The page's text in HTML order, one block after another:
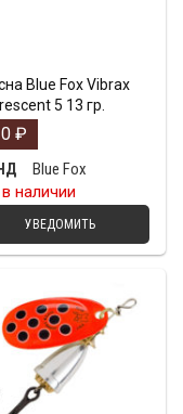
Blue Fox Vibrax
5 13 гр.
₽
Blue Fox
наличии
УВЕДОМИТЬ